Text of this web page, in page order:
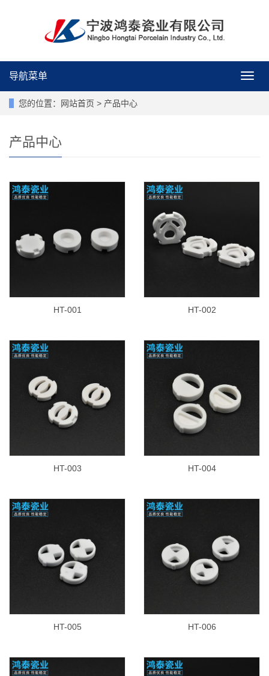
导
航
导航菜单
您的位置： 网站首页 > 产品中心
产品中心
HT-001 HT-002
HT-003 HT-004
HT-005 HT-006